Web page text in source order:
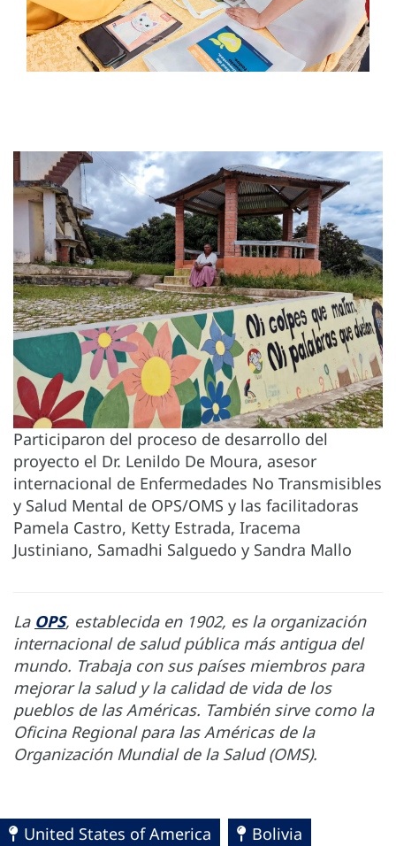
Participaron del proceso de desarrollo del
proyecto el Dr. Lenildo De Moura, asesor
internacional de Enfermedades No Transmisibles
y Salud Mental de OPS/OMS y las facilitadoras
Pamela Castro, Ketty Estrada, Iracema
Justiniano, Samadhi Salguedo y Sandra Mallo
La OPS, establecida en 1902, es la organización
internacional de salud pública más antigua del
mundo. Trabaja con sus países miembros para
mejorar la salud y la calidad de vida de los
pueblos de las Américas. También sirve como la
Oficina Regional para las Américas de la
Organización Mundial de la Salud (OMS).
United States of America
Bolivia